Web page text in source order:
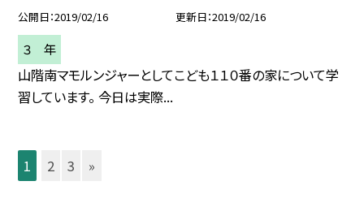
公開日 2019/02/16 更新日 2019/02/16
３ 年
山階南マモルンジャーとしてこども１１０番の家について学
習しています。 今日は実際...
1 2 3 »